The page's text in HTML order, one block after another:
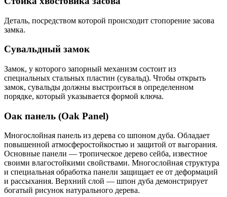
Деталь, посредством которой происходит стопорение засова
замка.
Сувальдный замок
Замок, у которого запорный механизм состоит из
специальных стальных пластин (сувальд). Чтобы открыть
замок, сувальды должны выстроиться в определенном
порядке, который указывается формой ключа.
Оак панель (Oak Panel)
Многослойная панель из дерева со шпоном дуба. Обладает
повышенной атмосферостойкостью и защитой от выгорания.
Основные панели — тропическое дерево сейба, известное
своими влагостойкими свойствами. Многослойная структура
и специальная обработка панели защищает ее от деформаций
и рассыхания. Верхний слой — шпон дуба демонстрирует
богатый рисунок натурального дерева.